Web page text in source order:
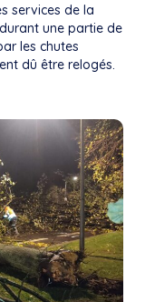
services de la
une partie de
les chutes
dû être relogés.